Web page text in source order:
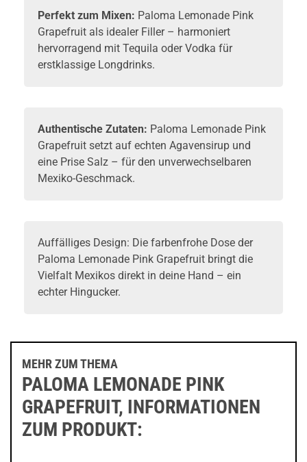
Perfekt zum Mixen: Paloma Lemonade Pink
Grapefruit als idealer Filler – harmoniert
hervorragend mit Tequila oder Vodka für
erstklassige Longdrinks.
Authentische Zutaten: Paloma Lemonade Pink
Grapefruit setzt auf echten Agavensirup und
eine Prise Salz – für den unverwechselbaren
Mexiko-Geschmack.
Auffälliges Design: Die farbenfrohe Dose der
Paloma Lemonade Pink Grapefruit bringt die
Vielfalt Mexikos direkt in deine Hand – ein
echter Hingucker.
MEHR ZUM THEMA
PALOMA LEMONADE PINK
GRAPEFRUIT, INFORMATIONEN
ZUM PRODUKT: